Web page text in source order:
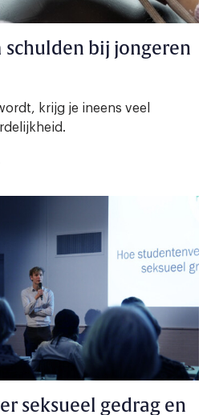
bij jongeren
krijg je ineens veel
seksueel gedrag en